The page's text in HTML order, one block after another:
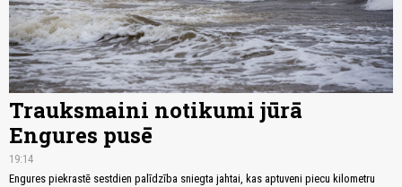
Trauksmaini notikumi jūrā
Engures pusē
19:14
Engures piekrastē sestdien palīdzība sniegta jahtai, kas aptuveni piecu kilometru